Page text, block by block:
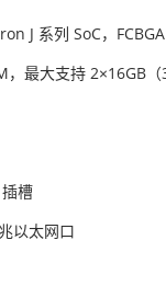
J 系列 SoC，
，最大支持 2×16GB
槽
以太网口